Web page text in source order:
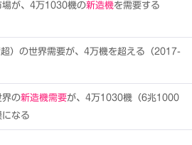
場が、4万1030機の新造機を需要する
超）の世界需要が、4万機を超える（2017-
界の新造機需要が、4万1030機（6兆1000
なる